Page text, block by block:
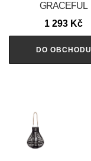
GRACEFUL
1 293 Kč
DO OBCHODU